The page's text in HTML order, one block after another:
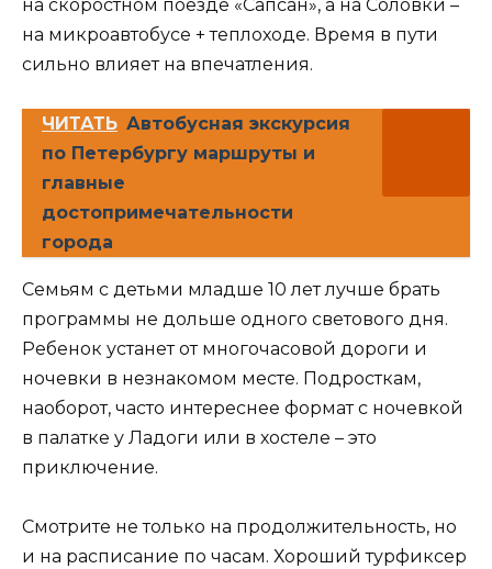
на скоростном поезде «Сапсан», а на Соловки –
на микроавтобусе + теплоходе. Время в пути
сильно влияет на впечатления.
ЧИТАТЬ Автобусная экскурсия
по Петербургу маршруты и
главные
достопримечательности
города
Семьям с детьми младше 10 лет лучше брать
программы не дольше одного светового дня.
Ребенок устанет от многочасовой дороги и
ночевки в незнакомом месте. Подросткам,
наоборот, часто интереснее формат с ночевкой
в палатке у Ладоги или в хостеле – это
приключение.
Смотрите не только на продолжительность, но
и на расписание по часам. Хороший турфиксер